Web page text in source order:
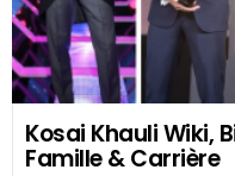
Kosai Khauli Wiki,
Famille & Carrière